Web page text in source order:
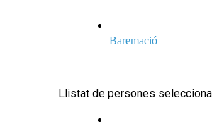
Baremació
Llistat de persones